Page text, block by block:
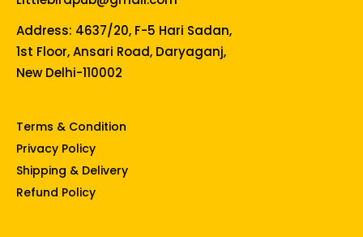
Address: 4637/20, F-5 Hari Sadan,
1st Floor, Ansari Road, Daryaganj,
New Delhi-110002
Terms & Condition
Privacy Policy
Shipping & Delivery
Refund Policy